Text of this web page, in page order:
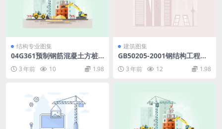
结构专业图集
04G361预制钢筋混凝土方桩.
3 年前 10 1.98
建筑图集
GB50205-2001钢结构工程施
3 年前 12 1.98